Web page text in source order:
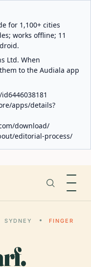
for 1,100+ cities
works offline; 11
Ltd. When
to the Audiala app
apps/details?
download/
editorial-process/
SYDNEY
FINGER